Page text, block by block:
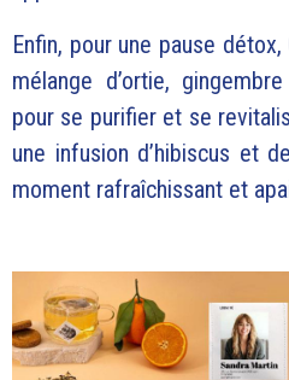
Enfin, pour une pause
mélange d’ortie,
pour se purifier et se
une infusion d’hibiscus et
moment rafraîchissant et